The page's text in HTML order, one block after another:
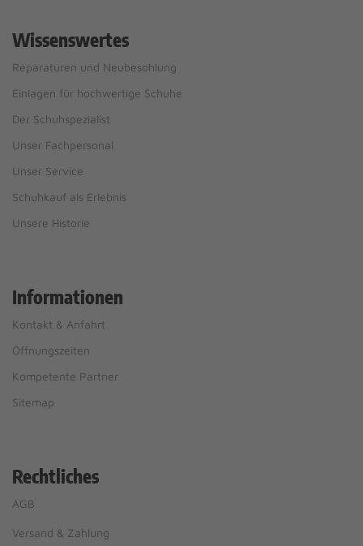
Wissenswertes
Reparaturen und Neubesohlung
Einlagen für hochwertige Schuhe
Der Schuhspezialist
Unser Fachpersonal
Unser Service
Schuhkauf als Erlebnis
Unsere Historie
Informationen
Kontakt & Anfahrt
Öffnungszeiten
Kompetente Partner
Sitemap
Rechtliches
AGB
Versand & Zahlung